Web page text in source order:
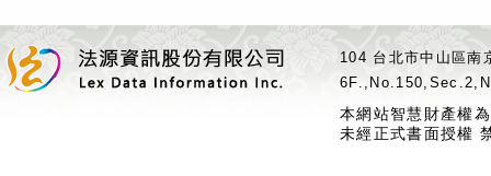
104 台北市中山區
本網站智慧財產權
未經正式書面授權